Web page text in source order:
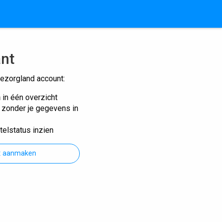
account:
één overzicht
je gegevens in
inzien